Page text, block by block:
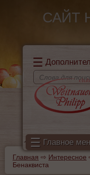
САЙТ
☰
Форма поиска
Поиск
☰ Главное
Вы здесь
Главная ⇨ Интересное
Бенаквиста